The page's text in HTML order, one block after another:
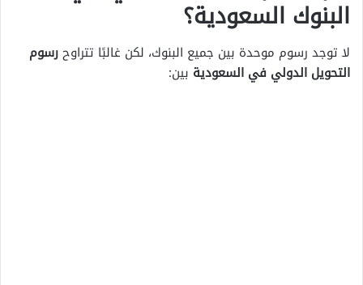
البنوك السعودية؟
لا توجد رسوم موحدة بين جميع البنوك، لكن غالبًا تتراوحرسوم
التحويل الدولي في السعودية بين: